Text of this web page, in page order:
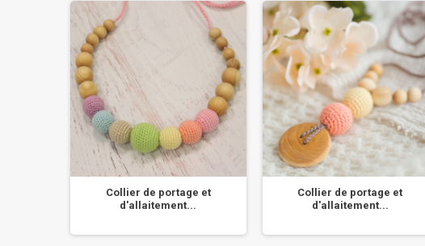
Collier de portage et
d'allaitement...
Collier de portage et
d'allaitement...